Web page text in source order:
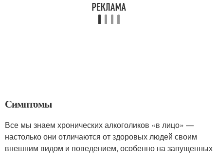
Симптомы
Все мы знаем хронических алкоголиков «в лицо» —
настолько они отличаются от здоровых людей своим
внешним видом и поведением, особенно на запущенных